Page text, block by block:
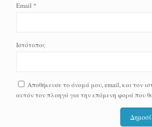
Email *
Ιστότοπος
Αποθήκευσε το όνομά μου, email, και τον
αυτόν τον πλοηγό για την επόμενη φορά που